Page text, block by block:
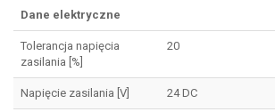
Dane elektryczne
Tolerancja napięcia
zasilania [%]
20
Napięcie zasilania [V] 24 DC